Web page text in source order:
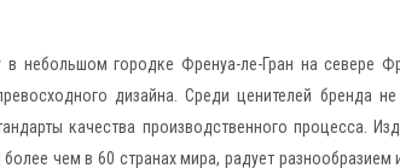
в небольшом городке Френуa-ле-Гран на севере
дизайна. Среди ценителей бренда
качества производственного процесса.
более чем в 60 странах мира, радует